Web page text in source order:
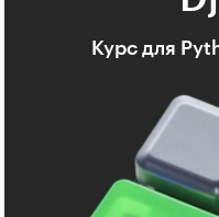
Курс для